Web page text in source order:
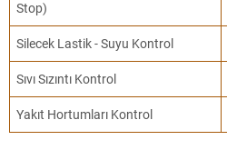
Stop)
Silecek Lastik - Suyu Kontrol
Sıvı Sızıntı Kontrol
Yakıt Hortumları Kontrol